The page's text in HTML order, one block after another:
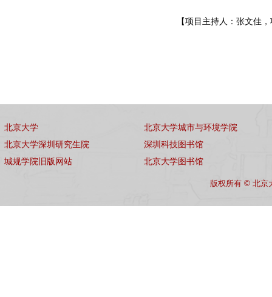
【项目主持人：张文佳
北京大学
北京大学深圳研究生院
城规学院旧版网站
北京大学城市与环境学院
深圳科技图书馆
北京大学图书馆
版权所有 © 北